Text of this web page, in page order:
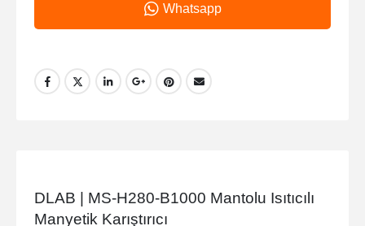
Whatsapp
DLAB | MS-H280-B1000 Mantolu Isıtıcılı
Manyetik Karıştırıcı